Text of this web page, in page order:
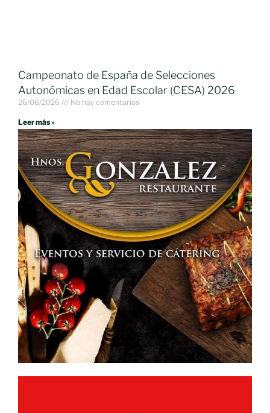
Campeonato de España de Selecciones
Autonómicas en Edad Escolar (CESA) 2026
26/06/2026 No hay comentarios
Leer más »